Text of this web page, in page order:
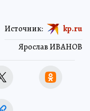
Ярослав ИВАНОВ
Источник: kp.ru